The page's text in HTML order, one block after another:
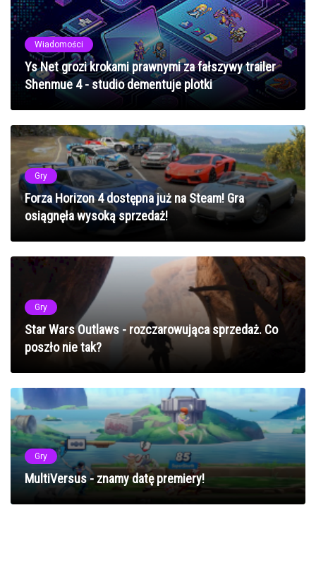
Wiadomości
Ys Net grozi krokami prawnymi za fałszywy trailer
Shenmue 4 - studio dementuje plotki
Gry
Forza Horizon 4 dostępna już na Steam! Gra
osiągnęła wysoką sprzedaż!
Gry
Star Wars Outlaws - rozczarowująca sprzedaż. Co
poszło nie tak?
Gry
MultiVersus - znamy datę premiery!